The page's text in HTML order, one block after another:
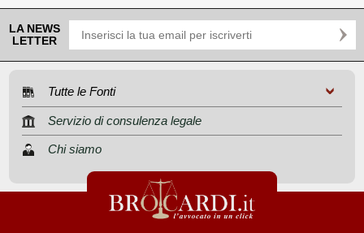
LA NEWS
LETTER
Tutte le Fonti
Servizio di consulenza legale
Chi siamo